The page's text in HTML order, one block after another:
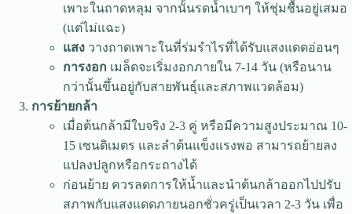
เพาะในถาดหลุม จากนั้นรดน้ำเบาๆ ให้ชุ่มชื้นอยู่เสมอ
(แต่ไม่แฉะ)
แสง วางถาดเพาะในที่ร่มรำไรที่ได้รับแสงแดดอ่อนๆ
การงอก เมล็ดจะเริ่มงอกภายใน 7-14 วัน (หรือนาน
กว่านั้นขึ้นอยู่กับสายพันธุ์และสภาพแวดล้อม)
การย้ายกล้า
เมื่อต้นกล้ามีใบจริง 2-3 คู่ หรือมีความสูงประมาณ 10-
15 เซนติเมตร และลำต้นแข็งแรงพอ สามารถย้ายลง
แปลงปลูกหรือกระถางได้
ก่อนย้าย ควรลดการให้น้ำและนำต้นกล้าออกไปปรับ
สภาพกับแสงแดดภายนอกชั่วครู่เป็นเวลา 2-3 วัน เพื่อ